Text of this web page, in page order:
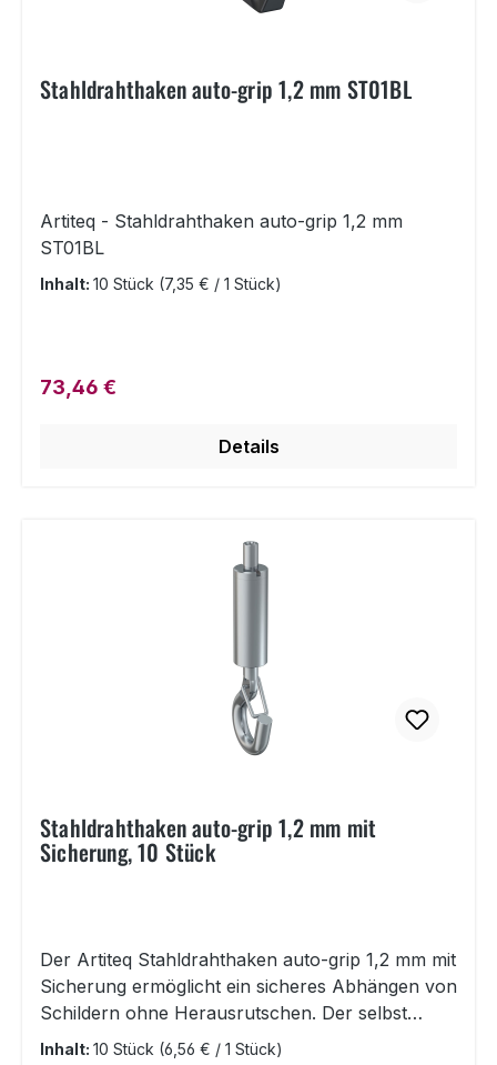
Stahldrahthaken auto-grip 1,2 mm ST01BL
Artiteq - Stahldrahthaken auto-grip 1,2 mm
ST01BL
Inhalt: 10 Stück (7,35 € / 1 Stück)
Regulärer Preis:
73,46 €
Details
Stahldrahthaken auto-grip 1,2 mm mit
Sicherung, 10 Stück
Der Artiteq Stahldrahthaken auto-grip 1,2 mm mit
Sicherung ermöglicht ein sicheres Abhängen von
Schildern ohne Herausrutschen. Der selbst
arretierende Plattenhaken aus Edelstahl ist für
Inhalt: 10 Stück (6,56 € / 1 Stück)